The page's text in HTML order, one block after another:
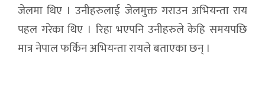
जेलमा थिए । उनीहरुलाई जेलमुक्त गराउन अभियन्ता राय
पहल गरेका थिए । रिहा भएपनि उनीहरुले केहि समयपछि
मात्र नेपाल फर्किन अभियन्ता रायले बताएका छन् ।